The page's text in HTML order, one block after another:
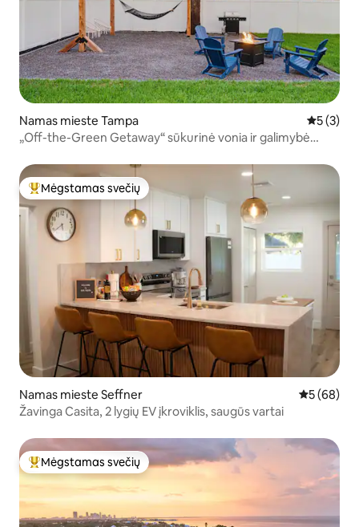
Namas mieste Tampa Vidutinis
5 (3)
„Off-the-Green Getaway“ sūkurinė vonia ir galimybė
Svečių mėgstamiausias
Mėgstamas svečių
Namas mieste Seffner Vidutinis
5 (68)
Žavinga Casita, 2 lygių EV įkroviklis, saugūs vartai
Svečių mėgstamiausias
Mėgstamas svečių